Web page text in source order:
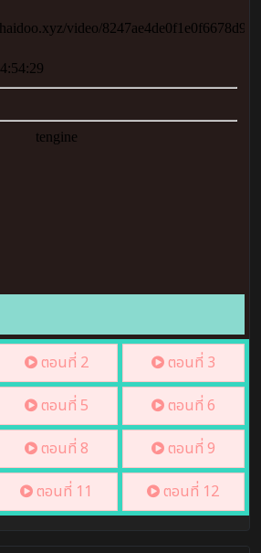
ตอนที่ 2
ตอนที่ 3
ตอนที่ 5
ตอนที่ 6
ตอนที่ 8
ตอนที่ 9
ตอนที่ 11 ตอนที่ 12